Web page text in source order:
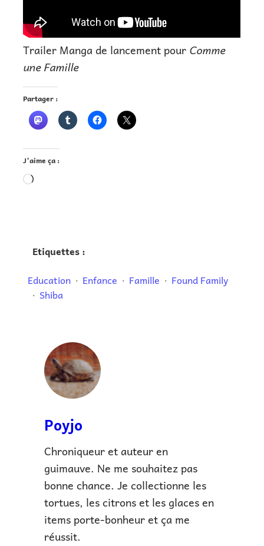
Trailer Manga de lancement pour Comme
une Famille
Partager :
J’aime ça :
Chargement…
Etiquettes :
Education
Enfance Famille Found Family
Shiba
Poyjo
Chroniqueur et auteur en
guimauve. Ne me souhaitez pas
bonne chance. Je collectionne les
tortues, les citrons et les glaces en
items porte-bonheur et ça me
réussit.